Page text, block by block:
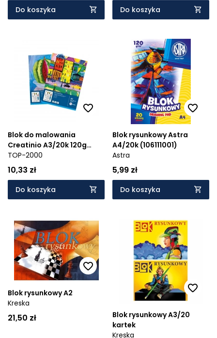
Do koszyka Do koszyka
Blok do malowania
Creatinio A3/20k 120g
(400079859)
TOP-2000
10,33 zł
Do koszyka
Blok rysunkowy Astra
A4/20k (106111001)
Astra
5,99 zł
Do koszyka
Blok rysunkowy A2
Kreska
21,50 zł
Blok rysunkowy A3/20
kartek
Kreska